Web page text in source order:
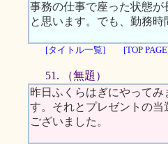
事務の仕事で座った状態
と思います。でも、勤務
[タイトル一覧] [TOP
51. （無題）
昨日ふくらはぎにやって
す。それとプレゼントの
ございました。